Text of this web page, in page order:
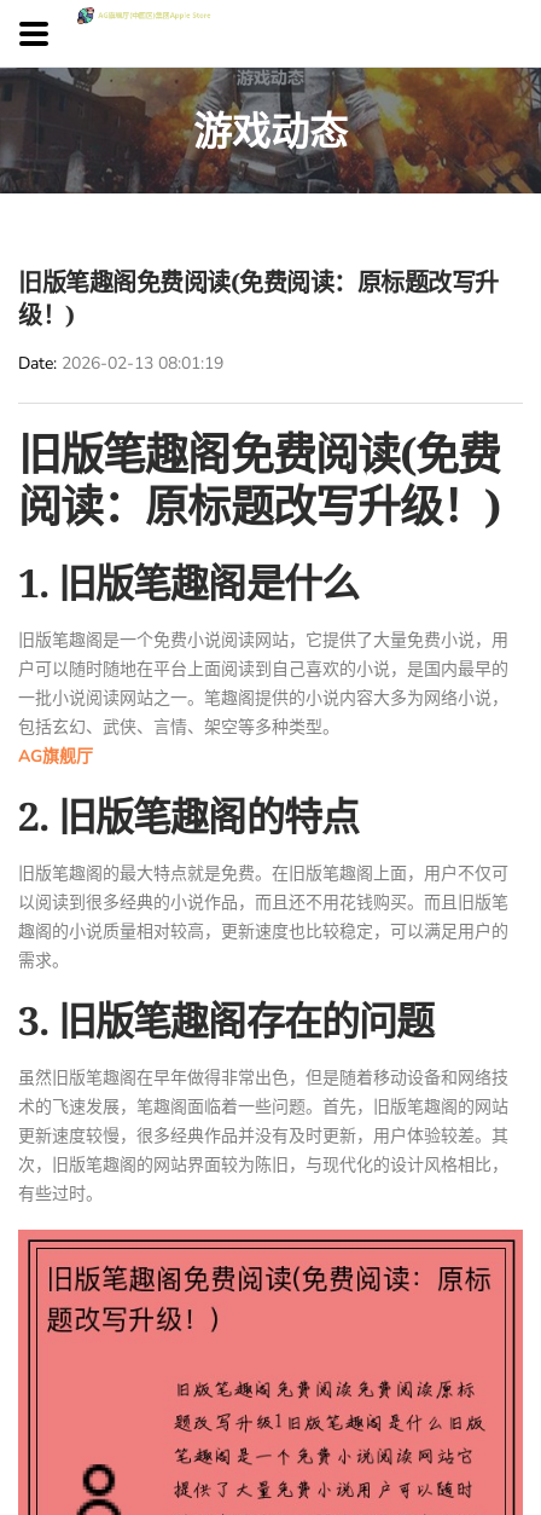
游戏动态
旧版笔趣阁免费阅读(免费阅读：原标题改写升
级！)
Date 2026-02-13 08:01:19
旧版笔趣阁免费阅读(免费
阅读：原标题改写升级！)
1. 旧版笔趣阁是什么
旧版笔趣阁是一个免费小说阅读网站，它提供了大量免费小说，用
户可以随时随地在平台上面阅读到自己喜欢的小说，是国内最早的
一批小说阅读网站之一。笔趣阁提供的小说内容大多为网络小说，
包括玄幻、武侠、言情、架空等多种类型。
AG旗舰厅
2. 旧版笔趣阁的特点
旧版笔趣阁的最大特点就是免费。在旧版笔趣阁上面，用户不仅可
以阅读到很多经典的小说作品，而且还不用花钱购买。而且旧版笔
趣阁的小说质量相对较高，更新速度也比较稳定，可以满足用户的
需求。
3. 旧版笔趣阁存在的问题
虽然旧版笔趣阁在早年做得非常出色，但是随着移动设备和网络技
术的飞速发展，笔趣阁面临着一些问题。首先，旧版笔趣阁的网站
更新速度较慢，很多经典作品并没有及时更新，用户体验较差。其
次，旧版笔趣阁的网站界面较为陈旧，与现代化的设计风格相比，
有些过时。